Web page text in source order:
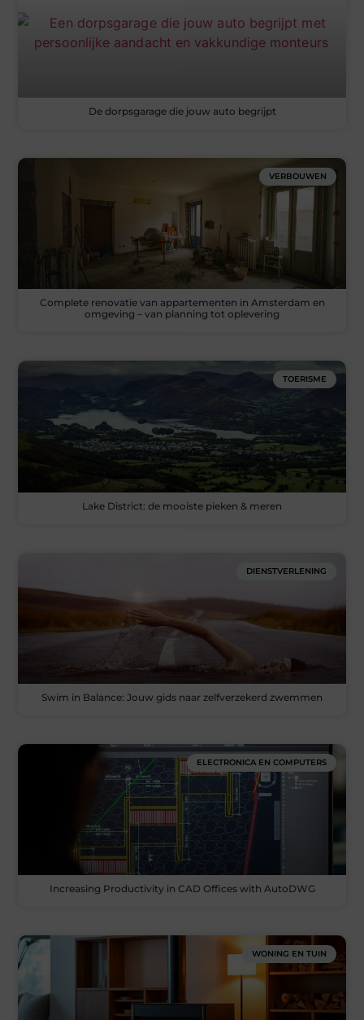
De dorpsgarage die jouw auto begrijpt
VERBOUWEN
Complete renovatie van appartementen in Amsterdam en
omgeving – van planning tot oplevering
TOERISME
Lake District: de mooiste pieken & meren
DIENSTVERLENING
Swim in Balance: Jouw gids naar zelfverzekerd zwemmen
ELECTRONICA EN COMPUTERS
Increasing Productivity in CAD Offices with AutoDWG
WONING EN TUIN